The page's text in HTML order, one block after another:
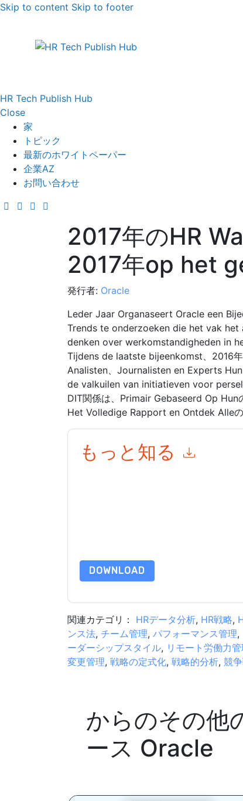
Skip to content Skip to footer
HR Tech Publish Hub
Close
家
トピック
最新のホワイトペーパー
企業AZ
お問い合わせ
2017年のHR
2017年op het
発行者: Oracle
Leder Jaar Organaseert Oracle een
Trends te onderzoeken die het vak
denken over werkomstandigheden in
Tijdens de laatste bijeenkomst、2016
Analisten、Journalisten en Experts
de valkuilen van initiatieven voor
DIT関係は、Primair Gebaseerd Op Hun
Het Volledige Rapport en Ontdek Alleの
もっと知る
DOWNLOAD
関連カテゴリ： HRデータ分析, HR戦略,
ンス法, チーム管理, パフォーマンス管理,
ーダーシップスタイル, リモート労働力管
変更管理, 戦略の定式化, 戦略的分析, 競
からのその他
ース Oracle